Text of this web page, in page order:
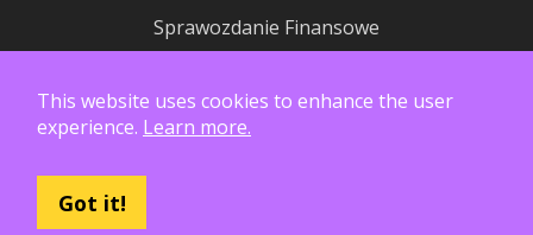
Sprawozdanie Finansowe
This website uses cookies to enhance the user
experience. Learn more.
Got it!